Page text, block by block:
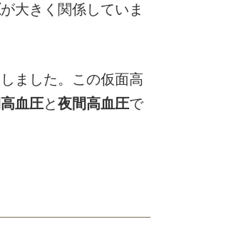
が大きく関係していま
ました。この仮面高
血圧と夜間高血圧で